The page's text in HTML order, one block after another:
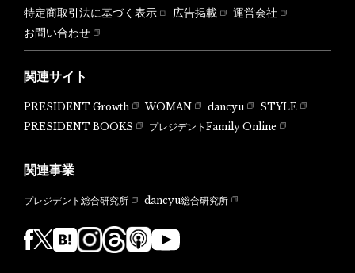
特定商取引法に基づく表示
広告掲載
運営会社
お問い合わせ
関連サイト
PRESIDENT Growth WOMAN dancyu
STYLE
PRESIDENT BOOKS
プレジデントFamily Online
関連事業
プレジデント総合研究所 dancyu総合研究所